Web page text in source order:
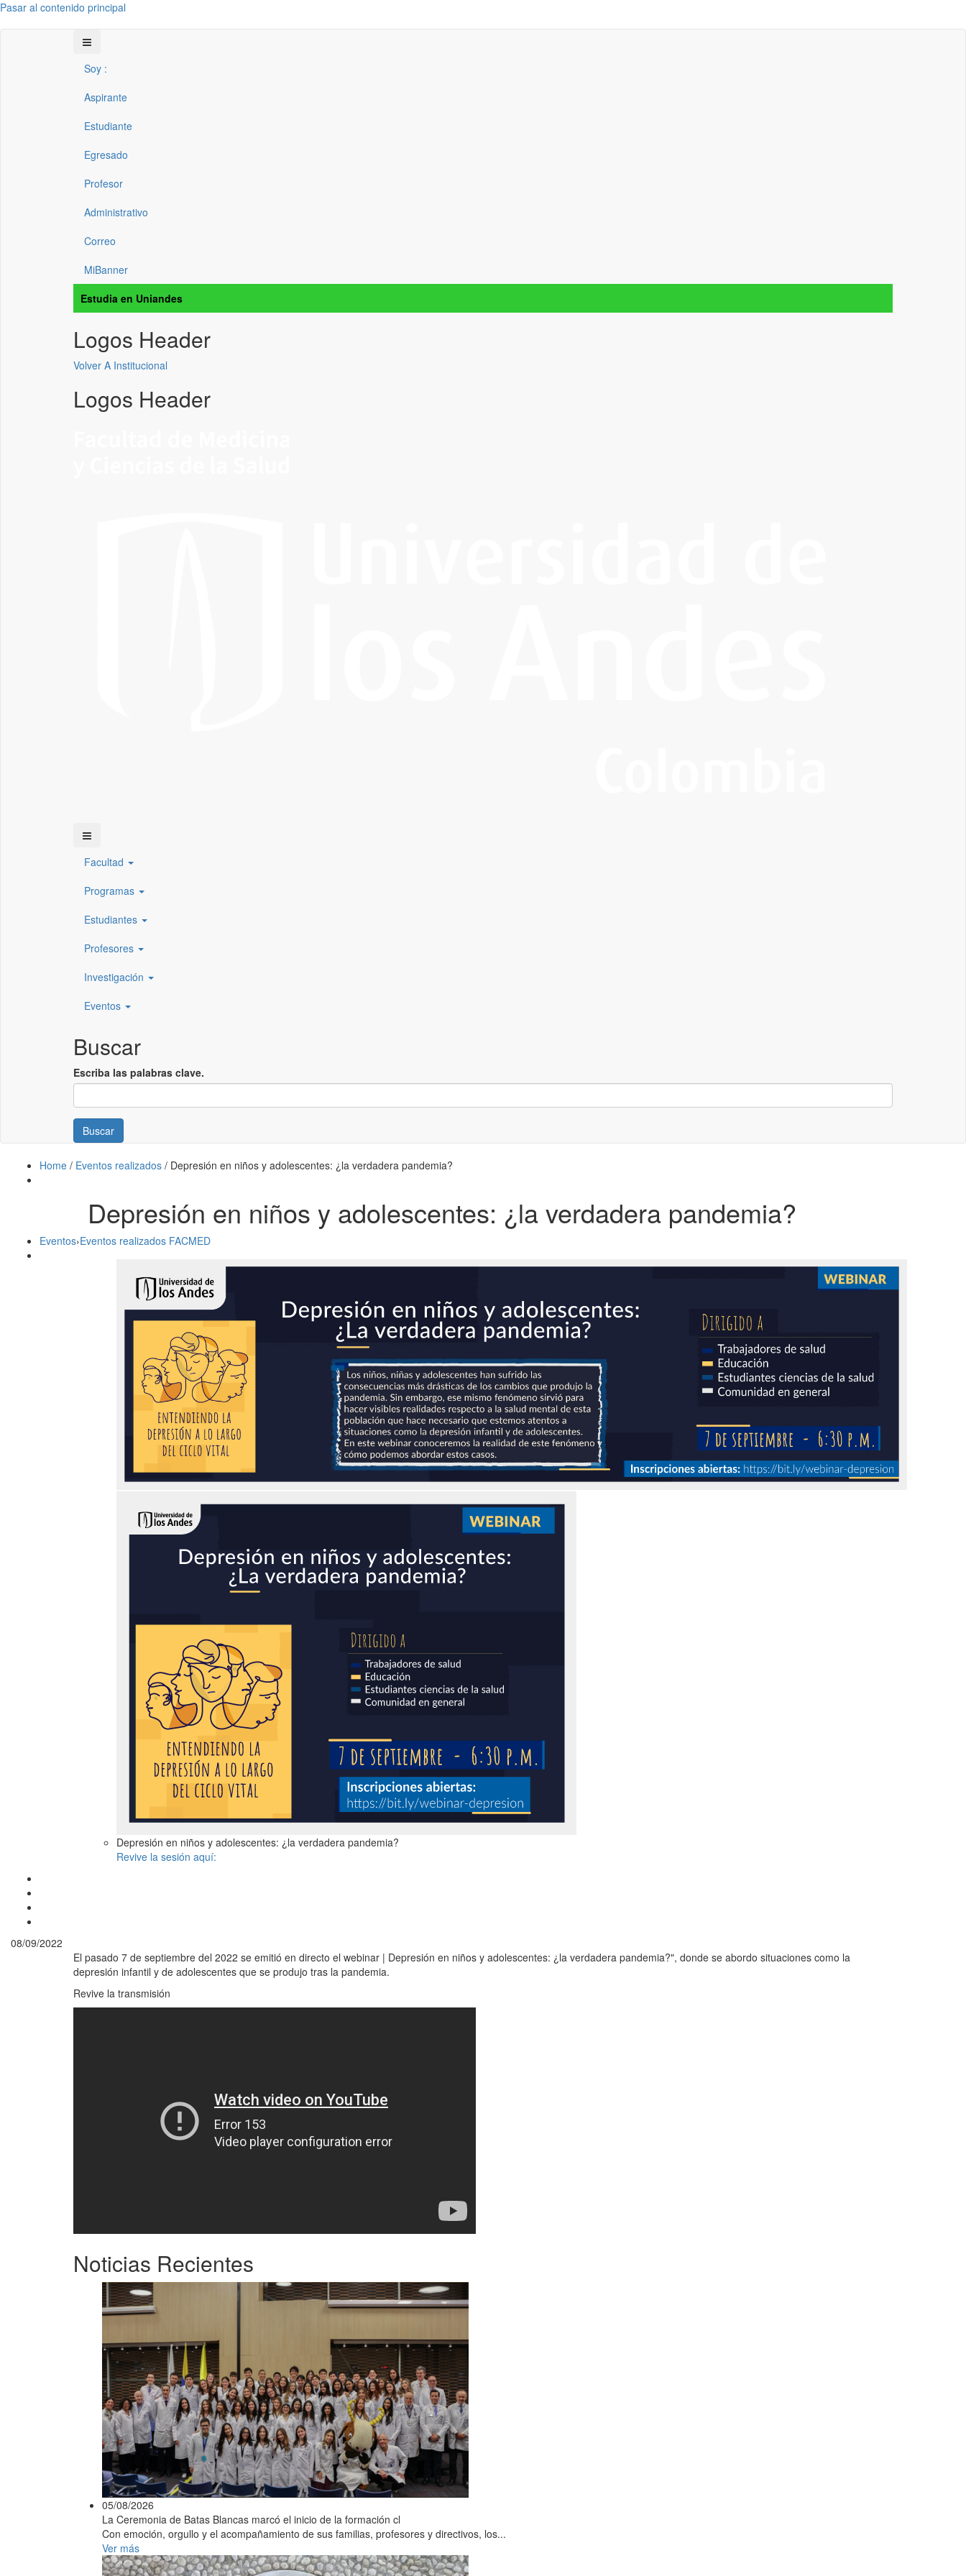
Pasar al contenido principal
Soy :
Aspirante
Estudiante
Egresado
Profesor
Administrativo
Correo
MiBanner
Estudia en Uniandes
Logos Header
Volver A Institucional
Logos Header
Facultad
Programas
Estudiantes
Profesores
Investigación
Eventos
Buscar
Escriba las palabras clave.
Buscar
Home / Eventos realizados / Depresión en niños y adolescentes: ¿la verdadera pandemia?
Depresión en niños y adolescentes: ¿la verdadera pandemia?
Eventos›Eventos realizados FACMED
Depresión en niños y adolescentes: ¿la verdadera pandemia?
Revive la sesión aquí:
08/09/2022
El pasado 7 de septiembre del 2022 se emitió en directo el webinar | Depresión en niños y adolescentes: ¿la verdadera pandemia?", donde se abordo situaciones como la
depresión infantil y de adolescentes que se produjo tras la pandemia.
Revive la transmisión
Noticias Recientes
05/08/2026
La Ceremonia de Batas Blancas marcó el inicio de la formación cl
Con emoción, orgullo y el acompañamiento de sus familias, profesores y directivos, los...
Ver más